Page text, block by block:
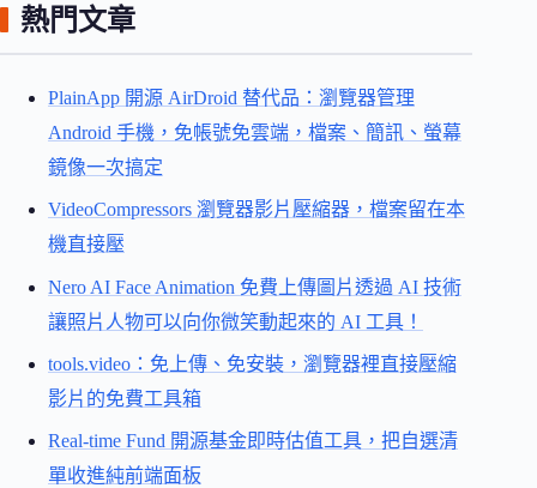
熱門文章
PlainApp 開源 AirDroid 替代品：瀏覽器管理
Android 手機，免帳號免雲端，檔案、簡訊、螢幕
鏡像一次搞定
VideoCompressors 瀏覽器影片壓縮器，檔案留在本
機直接壓
Nero AI Face Animation 免費上傳圖片透過 AI 技術
讓照片人物可以向你微笑動起來的 AI 工具！
tools.video：免上傳、免安裝，瀏覽器裡直接壓縮
影片的免費工具箱
Real-time Fund 開源基金即時估值工具，把自選清
單收進純前端面板